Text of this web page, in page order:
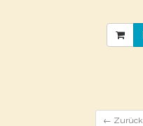
← Zurück